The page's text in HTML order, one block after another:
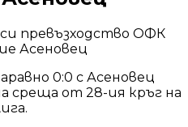
0:0 с Асеновец
среща от 28-ия кръг на